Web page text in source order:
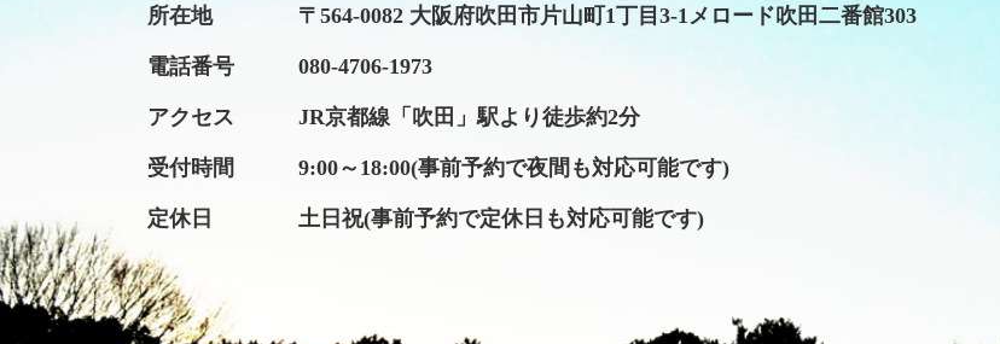
所在地 〒564-0082 大阪府吹田市片山町1丁目3-1メロード吹田二番館303
電話番号 080-4706-1973
アクセス JR京都線「吹田」駅より徒歩約2分
受付時間 9:00～18:00(事前予約で夜間も対応可能です)
定休日 土日祝(事前予約で定休日も対応可能です)